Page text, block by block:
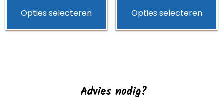
was:
€149.00.€139.95.
Opties selecteren
product
heeft
optie
Opties selecteren
Advies nodig?